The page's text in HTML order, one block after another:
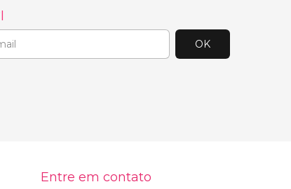
Entre em contato